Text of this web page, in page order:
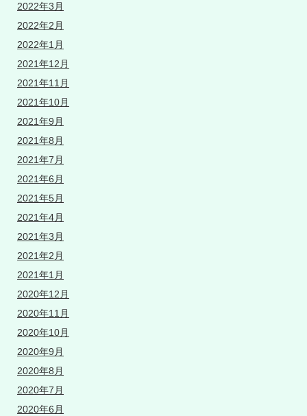
2022年3月
2022年2月
2022年1月
2021年12月
2021年11月
2021年10月
2021年9月
2021年8月
2021年7月
2021年6月
2021年5月
2021年4月
2021年3月
2021年2月
2021年1月
2020年12月
2020年11月
2020年10月
2020年9月
2020年8月
2020年7月
2020年6月